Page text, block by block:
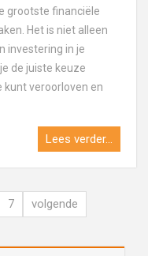
grootste financiële
Het is niet alleen
investering in je
de juiste keuze
kunt veroorloven en
Lees verder...
7 volgende